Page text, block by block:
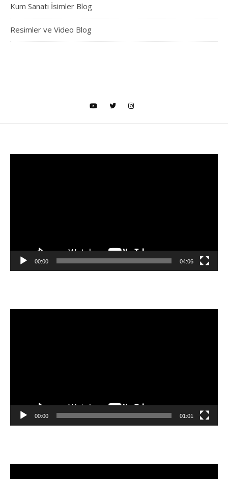
Kum Sanatı İsimler Blog
Resimler ve Video Blog
00:00 04:06
00:00 01:01